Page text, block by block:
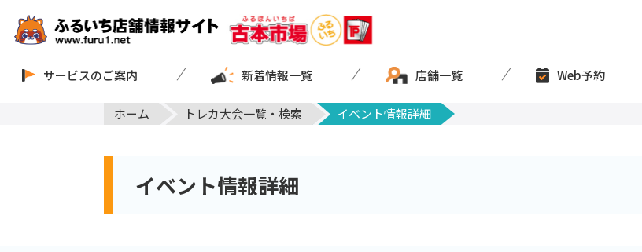
サービスのご案内 新着情報一覧 店舗一覧 Web予約
ホーム トレカ大会一覧・検索 イベント情報詳細
イベント情報詳細